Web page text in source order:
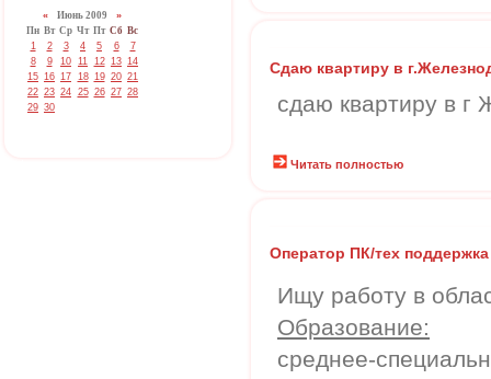
« Июнь 2009 »
Пн Вт Ср Чт Пт Сб Вс
1
2 3 4 5 6
7
8
9 10 11 12 13 14
15 16 17 18 19 20 21
22 23 24 25 26 27 28
29 30
Сдаю квартиру в
сдаю квартиру в г
Читать полностью
Оператор ПК/тех поддержка
Ищу работу в
Образование:
среднее-